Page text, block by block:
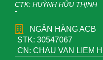
CTK: HUỲNH HỮU THỊNH
-
NGÂN HÀNG ACB
STK: 30547067
CN: CHAU VAN LIEM